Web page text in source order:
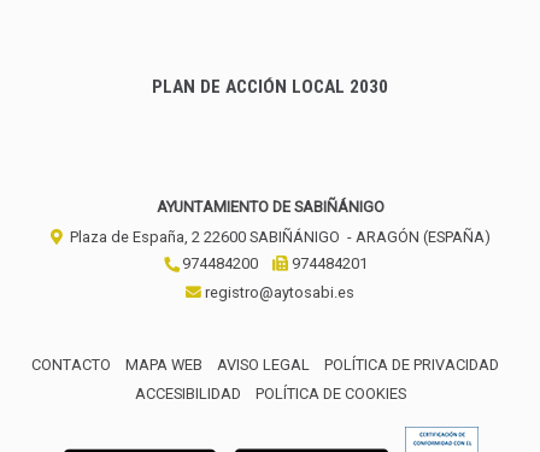
PLAN DE ACCIÓN LOCAL 2030
AYUNTAMIENTO DE SABIÑÁNIGO
Plaza de España, 2 22600 SABIÑÁNIGO - ARAGÓN (ESPAÑA)
974484200
974484201
registro@aytosabi.es
CONTACTO MAPA WEB AVISO LEGAL
POLÍTICA DE PRIVACIDAD
ACCESIBILIDAD
POLÍTICA DE COOKIES